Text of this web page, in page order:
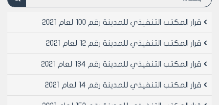
خاصة بجرد السيارات والآليات القديمة المحجوزة في الكراج
عن مجلس مدينة حلب وموجهة إلى قيادة شرطة محافظة
حلب تتضمن طلب نقل هذه السيارات والآليات خارج الكراج
مادة4-تكليف مديرية شؤون الأملاك ومديرية الشؤون
الراموسة والعقار المجاور للشركة العامة للشبكات والاتصالات
قرار المكتب التنفيذي للمدينة رقم 100 لعام 2021
قرار المكتب التنفيذي للمدينة رقم 12 لعام 2021
قرار المكتب التنفيذي للمدينة رقم 134 لعام 2021
قرار المكتب التنفيذي للمدينة رقم 14 لعام 2021